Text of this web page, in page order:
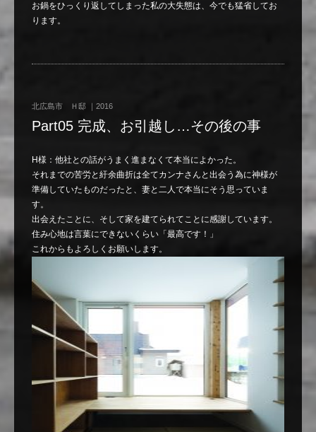
お鍋をひっくり返してしまった私の大失態は、今でも猛省してお
ります。
北広島市 Ｈ邸 ｜2016
Part05 完成、お引越し…その後の事
H様：他社との話がうまく進まなくて本当によかった。
それまでの苦労と紆余曲折は全てカンナさんと出会う為に神様が
準備していたものだったと、妻と二人で本当にそう思っていま
す。
出会えたことに、そして家を建てられてことに感謝しています。
住み心地は言葉にできないくらい「最高です！」
これからもよろしくお願いします。